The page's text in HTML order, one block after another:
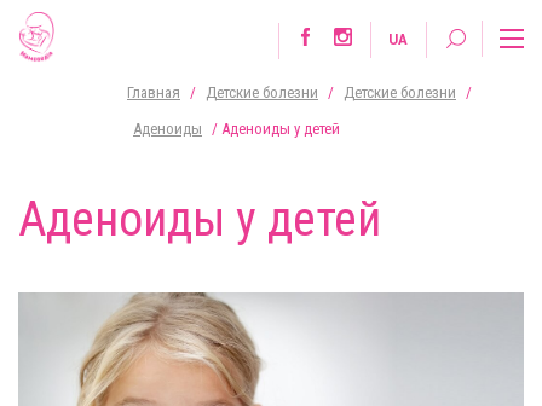
UA
Главная / Детские болезни / Детские болезни
/
Аденоиды
/ Аденоиды у детей
Аденоиды у детей